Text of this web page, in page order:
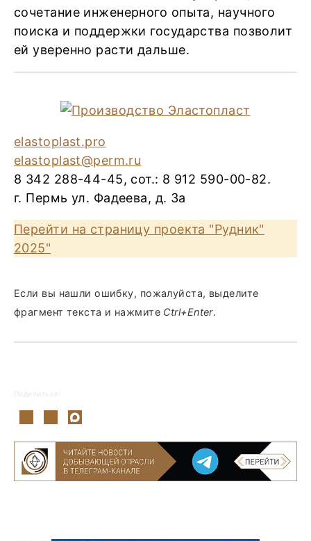
сочетание инженерного опыта, научного
поиска и поддержки государства позволит
ей уверенно расти дальше.
elastoplast.pro
elastoplast@perm.ru
8 342 288-44-45, сот.: 8 912 590-00-82.
г. Пермь ул. Фадеева, д. 3а
Перейти на страницу проекта "Рудник"
2025"
Если вы нашли ошибку, пожалуйста, выделите
фрагмент текста и нажмите Ctrl+Enter.
Поделиться: